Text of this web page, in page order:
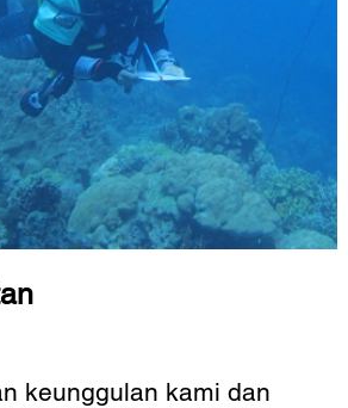
keunggulan kami dan